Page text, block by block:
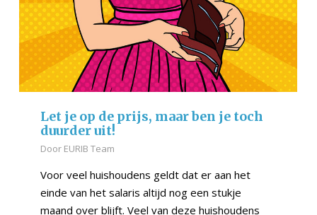
Let je op de prijs, maar ben je toch
duurder uit!
Door EURIB Team
Voor veel huishoudens geldt dat er aan het
einde van het salaris altijd nog een stukje
maand over blijft. Veel van deze huishoudens